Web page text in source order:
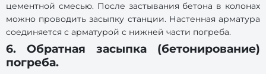
цементной смесью. После застывания бетона в колонах
можно проводить засыпку станции. Настенная арматура
соединяется с арматурой с нижней части погреба.
6. Обратная засыпка (бетонирование)
погреба.